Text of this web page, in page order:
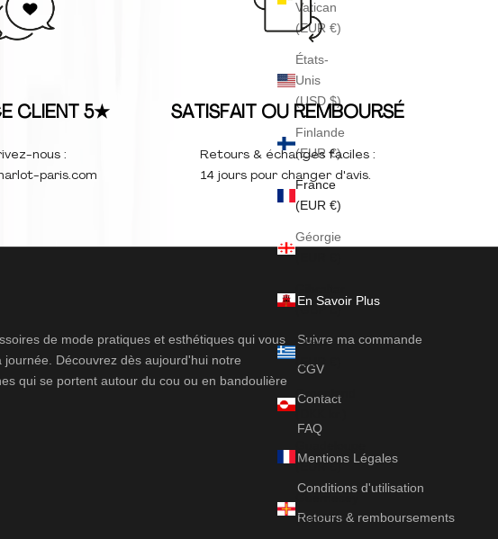
Vatican
(EUR €)
États-
Unis
(USD $)
Finlande
(EUR €)
France
(EUR €)
Géorgie
(GBP £)
Grèce
(EUR €)
Groenland
(EUR €)
(GBP £)
CLIENT 5★
nous :
paris.com
SATISFAIT OU REMBOURSÉ
Retours & échanges faciles :
14 jours pour changer d'avis.
de mode pratiques et esthétiques qui vous
Découvrez dès aujourd'hui notre
qui se portent autour du cou ou en bandoulière
En Savoir Plus
Suivre ma commande
CGV
Contact
FAQ
Mentions Légales
Conditions d'utilisation
Retours & remboursements